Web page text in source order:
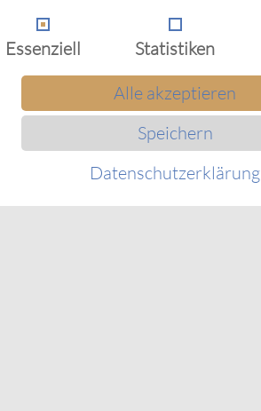
Essenziell Statistiken
Alle akzeptieren
Speichern
Datenschutzerklärung